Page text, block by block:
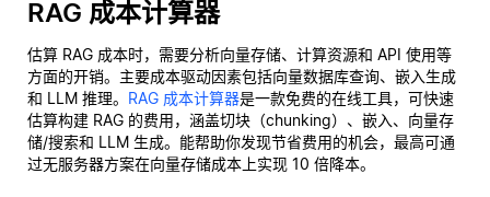
RAG 成本计算器
估算 RAG 成本时，需要分析向量存储、计算资源和 API 使用等
方面的开销。主要成本驱动因素包括向量数据库查询、嵌入生成
和 LLM 推理。 RAG 成本计算器是一款免费的在线工具，可快速
估算构建 RAG 的费用，涵盖切块（chunking）、嵌入、向量存
储/搜索和 LLM 生成。能帮助你发现节省费用的机会，最高可通
过无服务器方案在向量存储成本上实现 10 倍降本。